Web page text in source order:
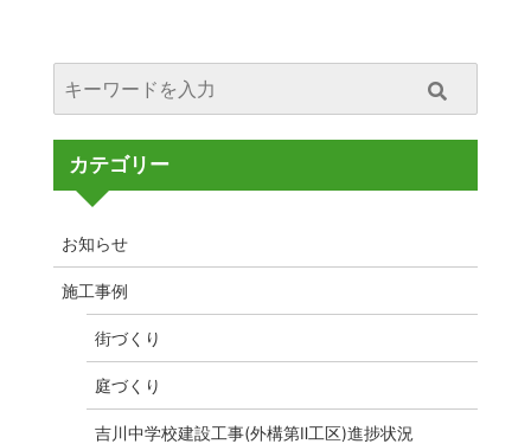
カテゴリー
お知らせ
施工事例
街づくり
庭づくり
吉川中学校建設工事(外構第Ⅱ工区)進捗状況